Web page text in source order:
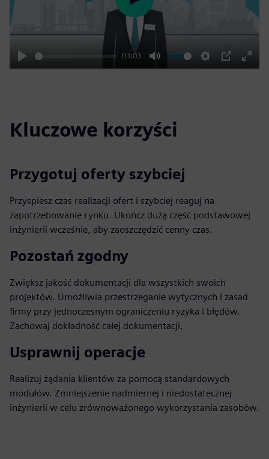
Play
03:03
Mute Settings
PIP
Enter
Play
Kluczowe korzyści
Przygotuj oferty szybciej
Przyspiesz czas realizacji ofert i szybciej reaguj na
zapotrzebowanie rynku. Ukończ dużą część podstawowej
inżynierii wcześnie, aby zaoszczędzić cenny czas.
Pozostań zgodny
Zwiększ jakość dokumentacji dla wszystkich swoich
projektów. Umożliwia przestrzeganie wytycznych i zasad
firmy przy jednoczesnym ograniczeniu ryzyka i błędów.
Zachowaj dokładność całej dokumentacji.
Usprawnij operacje
Realizuj żądania klientów za pomocą standardowych
modułów. Zmniejszenie nadmiernej i niedostatecznej
inżynierii w celu zrównoważonego wykorzystania zasobów.